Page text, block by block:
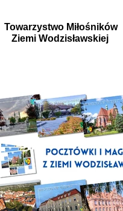
Towarzystwo Miłośników
Ziemi Wodzisławskiej